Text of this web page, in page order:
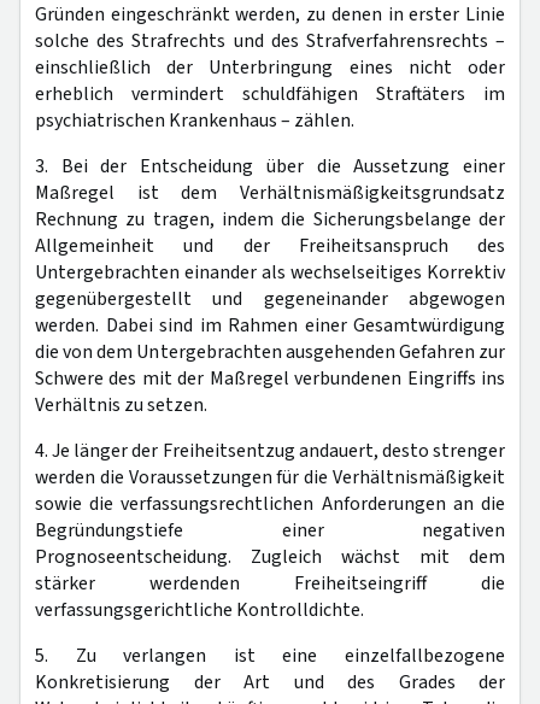
Gründen eingeschränkt werden, zu denen in erster Linie
solche des Strafrechts und des Strafverfahrensrechts –
einschließlich der Unterbringung eines nicht oder
erheblich vermindert schuldfähigen Straftäters im
psychiatrischen Krankenhaus – zählen.
3. Bei der Entscheidung über die Aussetzung einer
Maßregel ist dem Verhältnismäßigkeitsgrundsatz
Rechnung zu tragen, indem die Sicherungsbelange der
Allgemeinheit und der Freiheitsanspruch des
Untergebrachten einander als wechselseitiges Korrektiv
gegenübergestellt und gegeneinander abgewogen
werden. Dabei sind im Rahmen einer Gesamtwürdigung
die von dem Untergebrachten ausgehenden Gefahren zur
Schwere des mit der Maßregel verbundenen Eingriffs ins
Verhältnis zu setzen.
4. Je länger der Freiheitsentzug andauert, desto strenger
werden die Voraussetzungen für die Verhältnismäßigkeit
sowie die verfassungsrechtlichen Anforderungen an die
Begründungstiefe einer negativen
Prognoseentscheidung. Zugleich wächst mit dem
stärker werdenden Freiheitseingriff die
verfassungsgerichtliche Kontrolldichte.
5. Zu verlangen ist eine einzelfallbezogene
Konkretisierung der Art und des Grades der